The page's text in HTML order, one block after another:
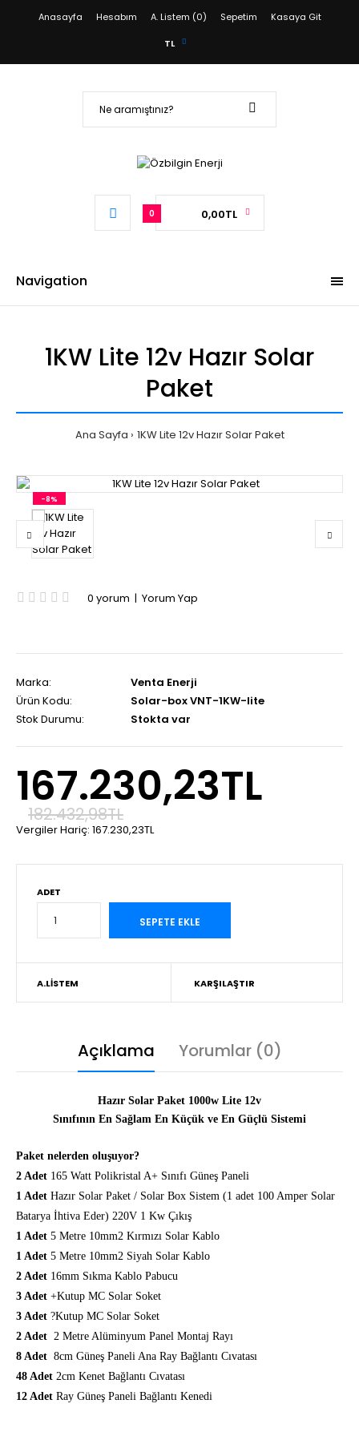
Anasayfa Hesabım A. Listem (0) Sepetim Kasaya Git
TL
0 0,00TL
Navigation
1KW Lite 12v Hazır Solar
Paket
Ana Sayfa 1KW Lite 12v Hazır Solar Paket
-8%
0 yorum | Yorum Yap
Marka:
Venta Enerji
Ürün Kodu:
Solar-box VNT-1KW-lite
Stok Durumu:
Stokta var
167.230,23TL
182.432,98TL
Vergiler Hariç: 167.230,23TL
ADET
A.LISTEM KARŞILAŞTIR
Açıklama Yorumlar (0)
Hazır Solar Paket 1000w Lite 12v
Sınıfının En Sağlam En Küçük ve En Güçlü Sistemi
Paket nelerden oluşuyor?
2 Adet 165 Watt Polikristal A+ Sınıfı Güneş Paneli
1 Adet Hazır Solar Paket / Solar Box Sistem (1 adet 100 Amper Solar
Batarya İhtiva Eder) 220V 1 Kw Çıkış
1 Adet 5 Metre 10mm2 Kırmızı Solar Kablo
1 Adet 5 Metre 10mm2 Siyah Solar Kablo
2 Adet 16mm Sıkma Kablo Pabucu
3 Adet +Kutup MC Solar Soket
3 Adet ?Kutup MC Solar Soket
2 Adet 2 Metre Alüminyum Panel Montaj Rayı
8 Adet 8cm Güneş Paneli Ana Ray Bağlantı Cıvatası
48 Adet 2cm Kenet Bağlantı Cıvatası
12 Adet Ray Güneş Paneli Bağlantı Kenedi